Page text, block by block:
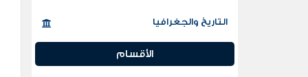
التاريخ والجغرافيا
الأقسام